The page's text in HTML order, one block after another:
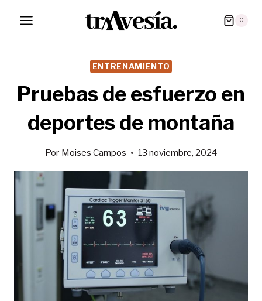
0
ENTRENAMIENTO
Pruebas de esfuerzo en
deportes de montaña
Por Moises Campos 13 noviembre, 2024